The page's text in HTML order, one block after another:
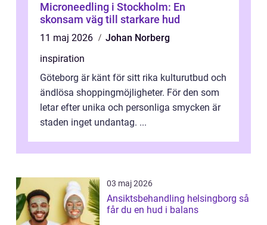
Microneedling i Stockholm: En
skonsam väg till starkare hud
11 maj 2026
Johan Norberg
inspiration
Göteborg är känt för sitt rika kulturutbud och
ändlösa shoppingmöjligheter. För den som
letar efter unika och personliga smycken är
staden inget undantag. ...
03 maj 2026
Ansiktsbehandling helsingborg så
får du en hud i balans